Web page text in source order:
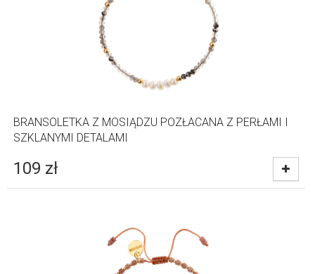
BRANSOLETKA Z MOSIĄDZU POZŁACANA Z PERŁAMI I
SZKLANYMI DETALAMI
109 zł